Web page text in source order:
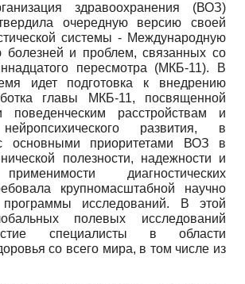
здравоохранения (ВОЗ)
очередную версию своей
системы - Международную
болезней и проблем, связанных со
пересмотра (МКБ-11). В
идет подготовка к внедрению
главы МКБ-11, посвященной
поведенческим расстройствам и
развития, в
с основными приоритетами ВОЗ в
полезности, надежности и
диагностических
крупномасштабной научно
программы исследований. В этой
полевых исследований
специалисты в области
со всего мира, в том числе из